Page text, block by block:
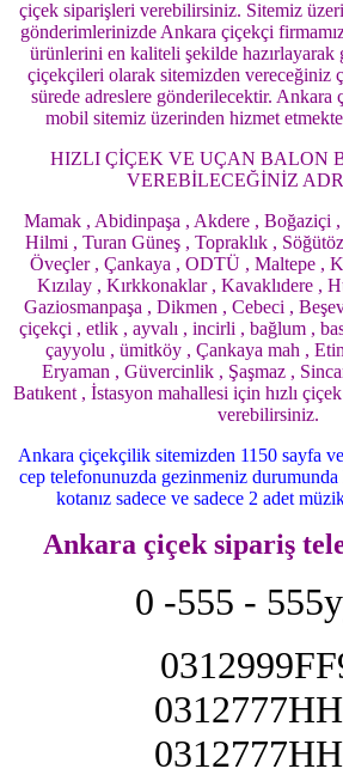
çiçek siparişleri verebilirsiniz. Sitemiz
gönderimlerinizde Ankara çiçekçi
ürünlerini en kaliteli şekilde hazırlayarak
çiçekçileri olarak sitemizden vereceğiniz
sürede adreslere gönderilecektir. Ankara
mobil sitemiz üzerinden hizmet
HIZLI ÇİÇEK VE UÇAN BALON
VEREBİLECEĞİNİZ
Mamak , Abidinpaşa , Akdere , Boğaziçi ,
Hilmi , Turan Güneş , Topraklık ,
Öveçler , Çankaya , ODTÜ , Maltepe ,
Kızılay , Kırkkonaklar , Kavaklıdere ,
Gaziosmanpaşa , Dikmen , Cebeci ,
çiçekçi , etlik , ayvalı , incirli , bağlum ,
çayyolu , ümitköy , Çankaya mah ,
Eryaman , Güvercinlik , Şaşmaz ,
Batıkent , İstasyon mahallesi için hızlı
verebilirsiniz.
Ankara çiçekçilik sitemizden 1150 sayfa
cep telefonunuzda gezinmeniz durumunda
kotanız sadece ve sadece 2 adet
Ankara çiçek sipariş
0 -555 -